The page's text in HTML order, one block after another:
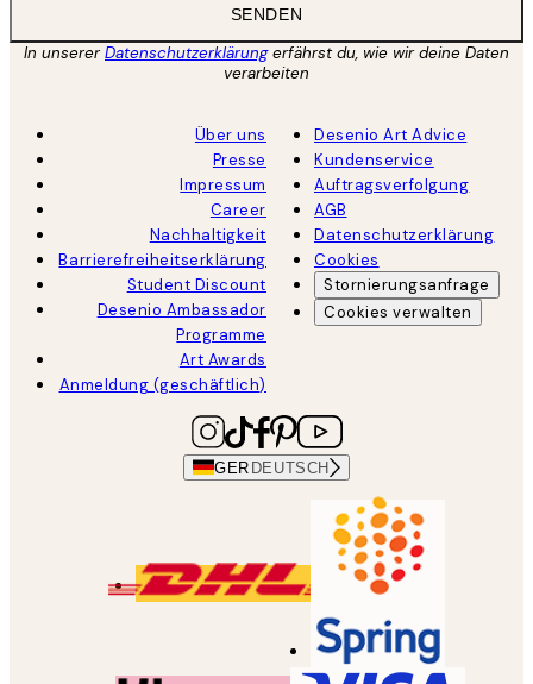
SENDEN
In unsererDatenschutzerklärungerfährst du, wie wir deine Daten
verarbeiten
Über uns
Presse
Impressum
Career
Nachhaltigkeit
Barrierefreiheitserklärung
Student Discount
Desenio Ambassador
Programme
Art Awards
Anmeldung (geschäftlich)
Desenio Art Advice
Kundenservice
Auftragsverfolgung
AGB
Datenschutzerklärung
Cookies
Stornierungsanfrage
Cookies verwalten
GER DEUTSCH